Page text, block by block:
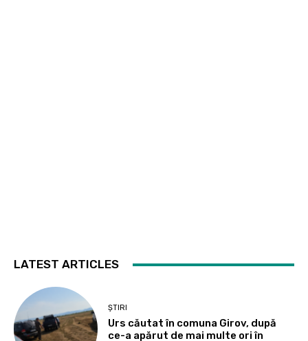
LATEST ARTICLES
ȘTIRI
Urs căutat în comuna Girov, după
ce-a apărut de mai multe ori în